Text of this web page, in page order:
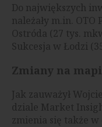
Do największych
należały m.in. OTO
Ostróda (27 tys.
Sukcesja w Łodzi
Zmiany na
Jak zauważył
dziale Market
zmienia się także